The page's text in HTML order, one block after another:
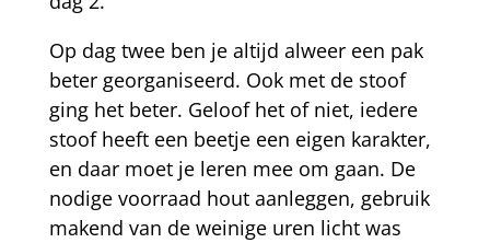
Op dag twee ben je altijd alweer een pak
beter georganiseerd. Ook met de stoof
ging het beter. Geloof het of niet, iedere
stoof heeft een beetje een eigen karakter,
en daar moet je leren mee om gaan. De
nodige voorraad hout aanleggen, gebruik
makend van de weinige uren licht was